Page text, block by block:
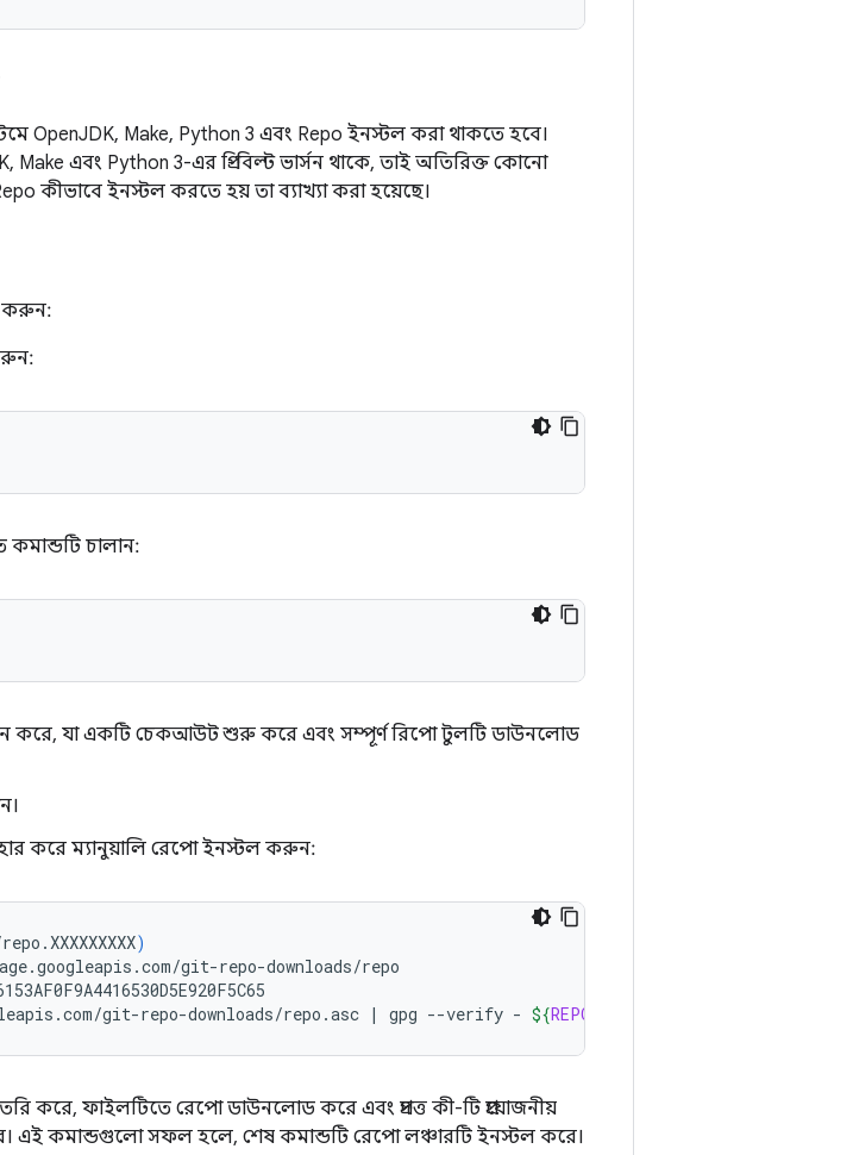
OpenJDK, Make, Python 3 এবং Repo ইনস্টল করা থাকতে হবে।
Make এবং Python 3-এর প্রি-বিল্ট ভার্সন থাকে, তাই অতিরিক্ত কোনো
কীভাবে ইনস্টল করতে হয় তা ব্যাখ্যা করা হয়েছে।
করুন:
চালান:
করে, যা একটি চেকআউট শুরু করে এবং সম্পূর্ণ রিপো টুলটি ডাউনলোড
করে ম্যানুয়ালি রেপো ইনস্টল করুন:
)
git-repo-downloads/repo
git-repo-downloads/repo.asc | gpg --verify - ${REPO
করে, ফাইলটিতে রেপো ডাউনলোড করে এবং প্রদত্ত কী-টি প্রয়োজনীয়
এই কমান্ডগুলো সফল হলে, শেষ কমান্ডটি রেপো লঞ্চারটি ইনস্টল করে।